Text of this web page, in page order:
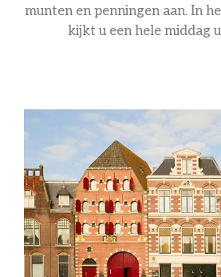
munten en penningen aan. In
kijkt u een hele middag